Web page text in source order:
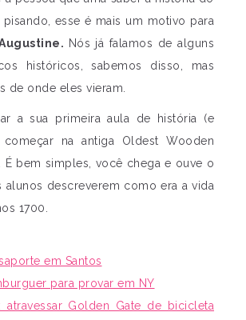
pisando, esse é mais um motivo para
Nós já falamos de alguns
históricos, sabemos disso, mas
de onde eles vieram.
a sua primeira aula de história (e
começar na antiga Oldest Wooden
É bem simples, você chega e ouve o
alunos descreverem como era a vida
1700.
em Santos
para provar em NY
atravessar Golden Gate de bicicleta